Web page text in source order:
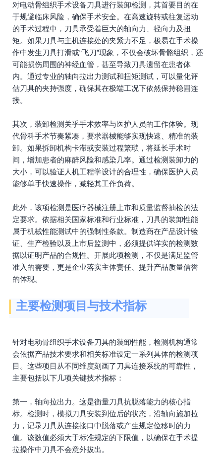
对电动骨组织手术设备刀具进行装卸检测，其首要目的在
于规避临床风险，确保手术安全。在高速旋转或往复运动
的手术过程中，刀具承受着巨大的轴向力、径向力及扭
矩。如果刀具与主机连接处的夹紧力不足，极易在手术操
作中发生刀具打滑或“飞刀”现象，不仅会破坏骨骼组织，还
可能损伤周围的神经血管，甚至导致刀具遗留在患者体
内。通过专业的轴向拉出力测试和扭矩测试，可以量化评
估刀具的夹持强度，确保其在极端工况下依然保持稳固连
接。
其次，装卸检测关乎手术效率与医护人员的工作体验。现
代骨科手术节奏紧凑，要求器械能够实现快速、精准的装
卸。如果拆卸机构卡滞或安装过程繁琐，将延长手术时
间，增加患者的麻醉风险和感染几率。通过检测装卸力的
大小，可以验证人机工程学设计的合理性，确保医护人员
能够单手快速操作，减轻其工作负荷。
此外，该项检测是医疗器械注册上市和质量监督抽检的法
定要求。依据相关国家标准和行业标准，刀具的装卸性能
属于机械性能测试中的强制性条款。制造商在产品设计验
证、生产检验以及上市后监测中，必须提供详实的检测数
据以证明产品的合规性。开展此项检测，不仅是满足监管
准入的需要，更是企业落实主体责任、提升产品质量信誉
的体现。
主要检测项目与技术指标
针对电动骨组织手术设备刀具的装卸性能，检测机构通常
会依据产品技术要求和相关标准设定一系列具体的检测项
目。这些项目从不同维度刻画了刀具连接系统的可靠性，
主要包括以下几项关键技术指标：
第一，轴向拉出力。这是衡量刀具抗脱落能力的核心指
标。检测时，模拟刀具安装到位后的状态，沿轴向施加拉
力，记录刀具从连接接口中脱落或产生规定位移时的力
值。该数值必须大于标准规定的下限值，以确保在手术提
拉操作中刀具不会意外拔出。